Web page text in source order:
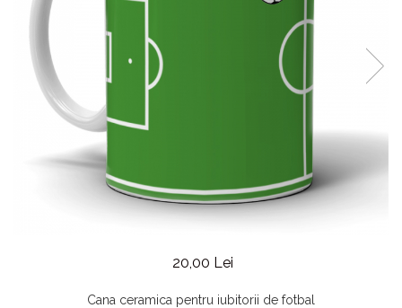
20,00 Lei
Cana ceramica pentru iubitorii de fotbal